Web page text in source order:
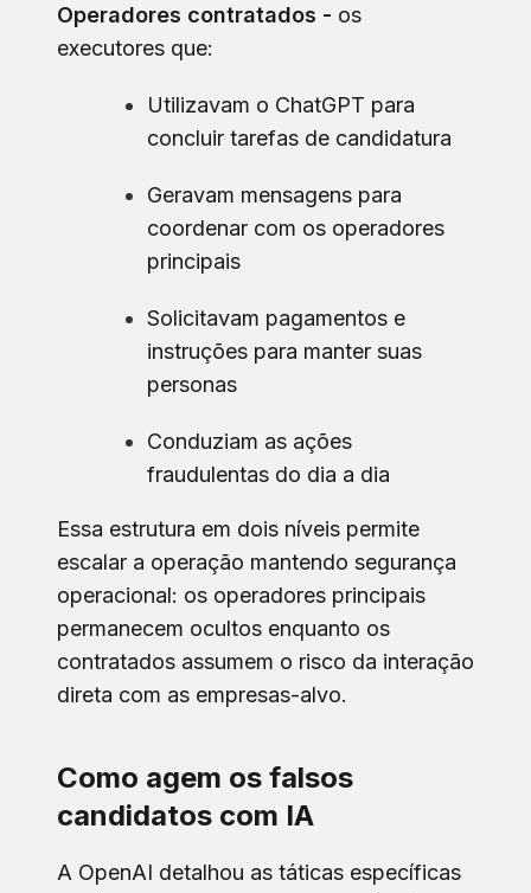
Operadores contratados - os
executores que:
Utilizavam o ChatGPT para
concluir tarefas de candidatura
Geravam mensagens para
coordenar com os operadores
principais
Solicitavam pagamentos e
instruções para manter suas
personas
Conduziam as ações
fraudulentas do dia a dia
Essa estrutura em dois níveis permite
escalar a operação mantendo segurança
operacional: os operadores principais
permanecem ocultos enquanto os
contratados assumem o risco da interação
direta com as empresas-alvo.
Como agem os falsos
candidatos com IA
A OpenAI detalhou as táticas específicas